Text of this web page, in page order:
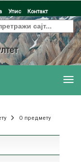
Упис Контакт
О предмету